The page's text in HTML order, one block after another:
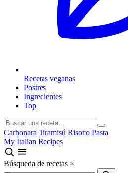
Recetas veganas
Postres
Ingredientes
Top
Carbonara Tiramisú Risotto Pasta
My Italian Recipes
Búsqueda de recetas ×